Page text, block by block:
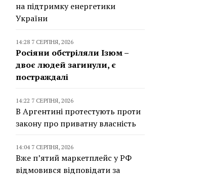
на підтримку енергетики
України
14:28 7 СЕРПНЯ, 2026
Росіяни обстріляли Ізюм –
двоє людей загинули, є
постраждалі
14:22 7 СЕРПНЯ, 2026
В Аргентині протестують проти
закону про приватну власність
14:04 7 СЕРПНЯ, 2026
Вже п’ятий маркетплейс у РФ
відмовився відповідати за